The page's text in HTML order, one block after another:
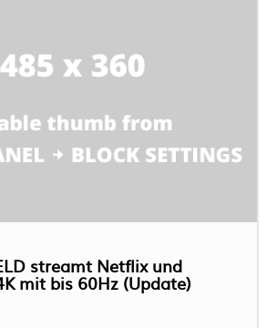
streamt Netflix und
mit bis 60Hz (Update)